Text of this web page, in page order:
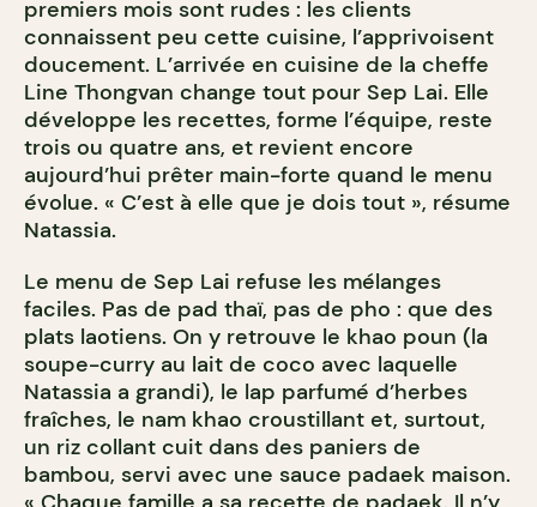
premiers mois sont rudes : les clients
connaissent peu cette cuisine, l’apprivoisent
doucement. L’arrivée en cuisine de la cheffe
Line Thongvan change tout pour Sep Lai. Elle
développe les recettes, forme l’équipe, reste
trois ou quatre ans, et revient encore
aujourd’hui prêter main-forte quand le menu
évolue. « C’est à elle que je dois tout », résume
Natassia.
Le menu de Sep Lai refuse les mélanges
faciles. Pas de pad thaï, pas de pho : que des
plats laotiens. On y retrouve le khao poun (la
soupe-curry au lait de coco avec laquelle
Natassia a grandi), le lap parfumé d’herbes
fraîches, le nam khao croustillant et, surtout,
un riz collant cuit dans des paniers de
bambou, servi avec une sauce padaek maison.